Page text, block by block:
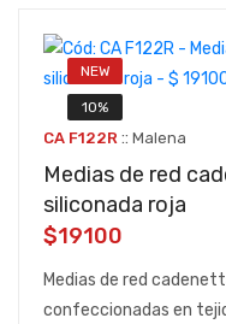
NEW
10%
CA F122R :: Malena
Medias de red
siliconada roja
$19100
Medias de red
confeccionadas en